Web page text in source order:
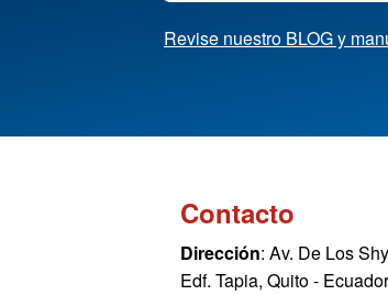
Revise nuestro BLOG y
Contacto
Dirección: Av. De Los
Edf. Tapia, Quito - Ecuador